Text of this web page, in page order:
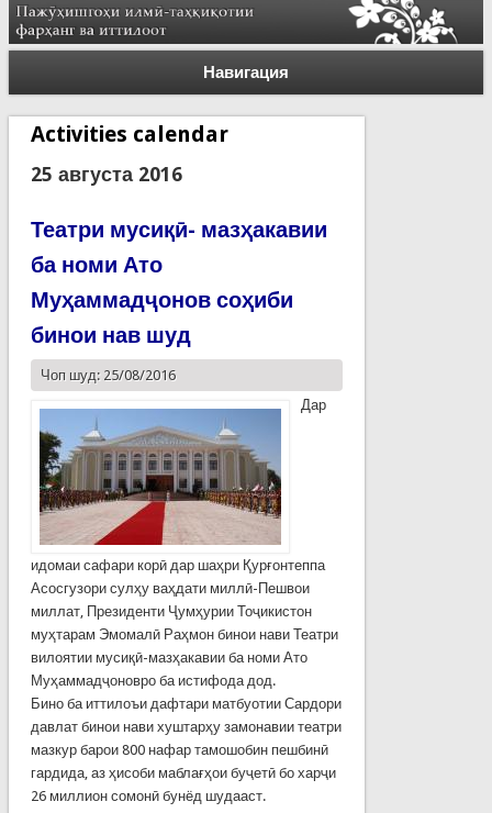
Навигация
Activities calendar
25 августа 2016
Театри мусиқӣ- мазҳакавии
ба номи Ато
Муҳаммадҷонов соҳиби
бинои нав шуд
Чоп шуд: 25/08/2016
Дар
идомаи сафари корӣ дар шаҳри Қурғонтеппа
Асосгузори сулҳу ваҳдати миллӣ-Пешвои
миллат, Президенти Ҷумҳурии Тоҷикистон
муҳтарам Эмомалӣ Раҳмон бинои нави Театри
вилоятии мусиқӣ-мазҳакавии ба номи Ато
Муҳаммадҷоновро ба истифода дод.
Бино ба иттилоъи дафтари матбуотии Сардори
давлат бинои нави хуштарҳу замонавии театри
мазкур барои 800 нафар тамошобин пешбинӣ
гардида, аз ҳисоби маблағҳои буҷетӣ бо харҷи
26 миллион сомонӣ бунёд шудааст.